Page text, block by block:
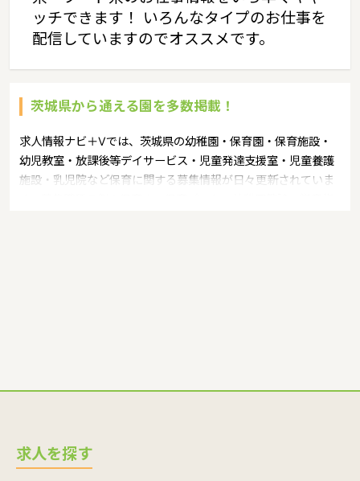
ッチできます！ いろんなタイプのお仕事を
配信していますのでオススメです。
茨城県から通える園を多数掲載！
求人情報ナビ＋Vでは、茨城県の幼稚園・保育園・保育施設・
幼児教室・放課後等デイサービス・児童発達支援室・児童養護
施設・乳児院など保育に関する募集情報が日々更新されていま
求人を探す